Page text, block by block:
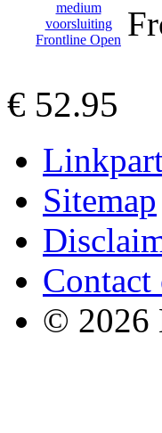
€ 52.95
Sitemap
Contact
© 2026